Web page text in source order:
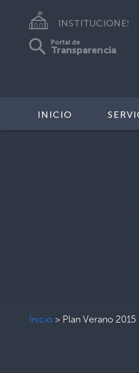
INSTITUCIONES
Portal de
Transparencia
INICIO
Inicio > Plan Verano 2015